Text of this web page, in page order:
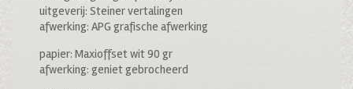
uitgeverij: Steiner vertalingen
afwerking: APG grafische afwerking
papier: Maxioffset wit 90 gr
afwerking: geniet gebrocheerd